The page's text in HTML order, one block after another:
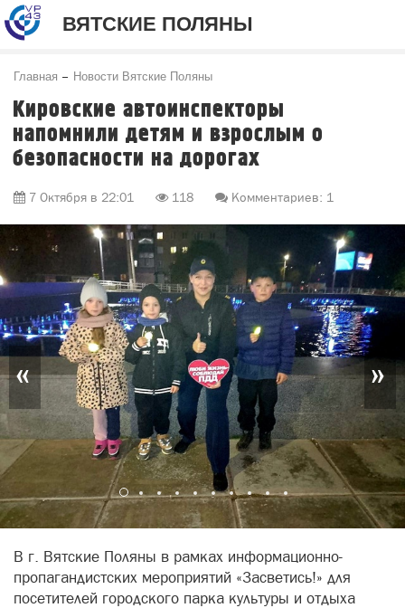
ВЯТСКИЕ ПОЛЯНЫ
Главная Новости Вятские Поляны
Кировские автоинспекторы
напомнили детям и взрослым о
безопасности на дорогах
7 Октября в 22:01 118 Комментариев: 1
« »
В г. Вятские Поляны в рамках информационно-
пропагандистских мероприятий «Засветись!» для
посетителей городского парка культуры и отдыха